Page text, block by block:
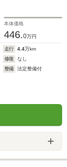
本体価格
446.0万円
走行 4.4万km
修復
なし
整備
法定整備付